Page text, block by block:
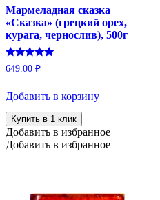
Мармеладная сказка
«Сказка» (грецкий орех,
курага, чернослив), 500г
Оценка
5.00
649.00 ₽
Добавить в корзину
Купить в 1 клик
Добавить в избранное
Добавить в избранное